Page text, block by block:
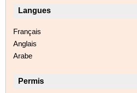
Langues
Français
Anglais
Arabe
Permis